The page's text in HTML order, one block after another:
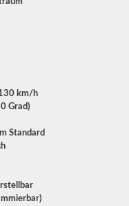
km/h
Grad)
Standard